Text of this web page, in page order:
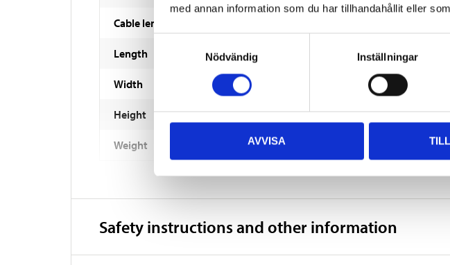
med annan information som du har tillhandahållit eller
Nödvändig
Inställningar
AVVISA
Cable length
Length
Width
Height
Weight
Safety instructions and other information